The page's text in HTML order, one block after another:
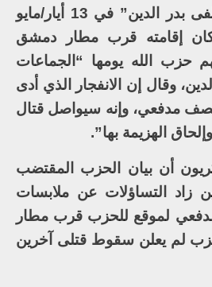
له في سوريا “مصطفى بدر الدين” في 13 أيار/مايو
مكان إقامته قرب مطار دمشق
حزب الله يومها “الجماعات
وقال إن الانفجار الذي أدى
مدفعي، وإنه سيواصل قتال
الهزيمة بها”.
أن بيان الحزب المقتضب
زاد التساؤلات عن ملابسات
لموقع للحزب قرب مطار
لم يعلن سقوط قتلى آخرين